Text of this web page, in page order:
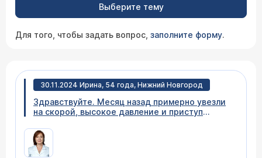
Выберите тему
Для того, чтобы задать вопрос, заполните форму.
30.11.2024 Ирина, 54 года, Нижний Новгород
Здравствуйте. Месяц назад примерно увезли
на скорой, высокое давление и приступ
диагнозы: атеросклеротический
кардиосклероз , персистирующая форма
фибрилляция предсердий, тахисистолия,